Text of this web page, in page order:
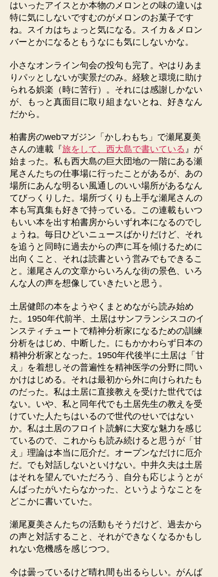
はいったアイスとか本物のメロンとの味の違いは
特に気にしないですむのがメロンのお菓子です
ね。スイカはちょっと気になる。スイカ＆メロン
バーとかになるともうなにも気にしないかな。
小さなオンライン句会の投句も完了。やはりあま
りパッとしないが実景だのみ。経験と環境に助け
られる娯楽（時に苦行）。それには感謝しかない
が、もっと真面目に取り組まないとね、好きなん
だから。
柏書房のwebマガジン「かしわもち」で瀬尾夏美
さんの連載『旅をして、西大島で書いている 』が
始まった。私も西大島の巨大団地の一階にある瀬
尾さんたちの仕事場に行ったことがあるが、あの
場所にあんな明るい風通しのいい場所があるなん
てびっくりした。場所づくりも上手な瀬尾さんの
本も写真集も好きで持っている。この連載もいつ
もいい本を出す柏書房からいずれ本になるのでし
ょうね。毎日ひどいニュースばかりだけど、それ
を追うと同時に過去からの声に耳を傾けるために
出向くこと、それは読書という営みでもできるこ
と。瀬尾さんの文章からいろんな街の景色、いろ
んな人の声を想像していきたいと思う。
土居健郎の本をようやくまとめながら読み始め
た。1950年代前半、土居はサンフランシスコのイ
ンスティチュートで精神分析家になるための訓練
分析をはじめ、中断した。にもかかわらず日本の
精神分析家となった。1950年代後半に土居は「甘
え」を着想しその普遍性を精神医学の分野に問い
かけはじめる。それは最初から外に向けられたも
のだった。私は土居に直接教えを受けた世代では
ない。いや、私と同年代でも土居先生の教えを受
けていた人たちはいるので世代のせいではない
か。私は土居のフロイト読解に大変な魅力を感じ
ているので、これからも読み続けると思うが「甘
え」理論は本当に厄介だ。オープンなだけに厄介
だ。でも対話しないといけない。中井久夫は土居
はそれを望んでいただろう、自分も応じようとが
んばったがいたらなかった、というようなことを
どこかに書いていた。
瀬尾夏美さんたちの活動もそうだけど、過去から
の声と対話すること、それができなくなるかもし
れない危機感を感じつつ。
今は曇っているけど晴れ間も出るらしい。がんば